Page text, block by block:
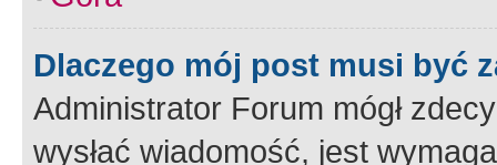
Dlaczego mój post musi być
Administrator Forum mógł
wysłać wiadomość, jest